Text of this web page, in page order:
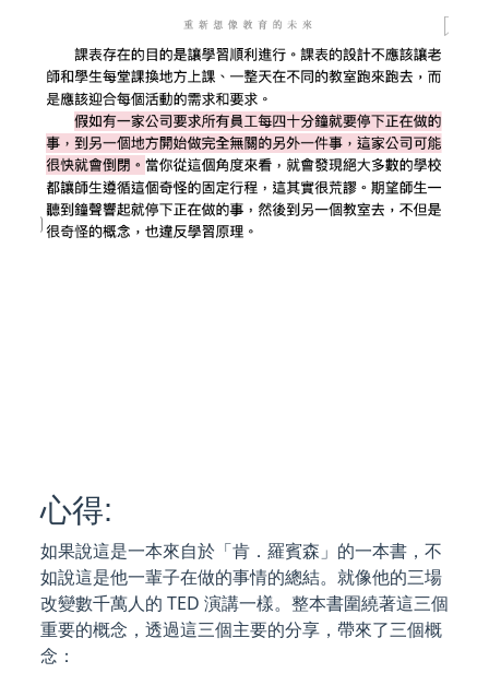
心得:
如果說這是一本來自於「肯．羅賓森」的一本書，不
如說這是他一輩子在做的事情的總結。就像他的三場
改變數千萬人的 TED 演講一樣。整本書圍繞著這三個
重要的概念，透過這三個主要的分享，帶來了三個概
念：